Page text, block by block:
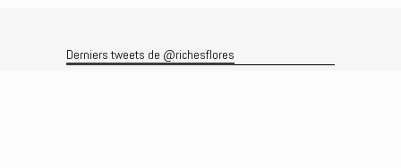
Derniers tweets de @richesflores